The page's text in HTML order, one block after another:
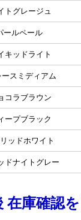
トグレージュ
ールペール
キッドライト
スミディアム
コラブラウン
ープブラック
ッドホワイト
ドナイトグレー
庫確認